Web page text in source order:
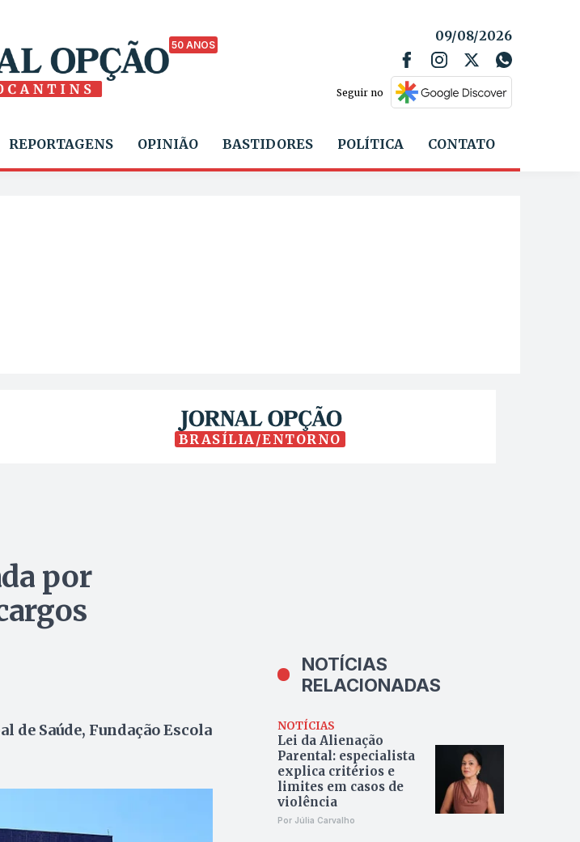
50 ANOS
09/08/2026
Seguir no
REPORTAGENS OPINIÃO BASTIDORES POLÍTICA CONTATO
BRASÍLIA/ENTORNO
por
Saúde, Fundação Escola
NOTÍCIAS
RELACIONADAS
NOTÍCIAS
Lei da Alienação
Parental: especialista
explica critérios e
limites em casos de
violência
Por Júlia Carvalho